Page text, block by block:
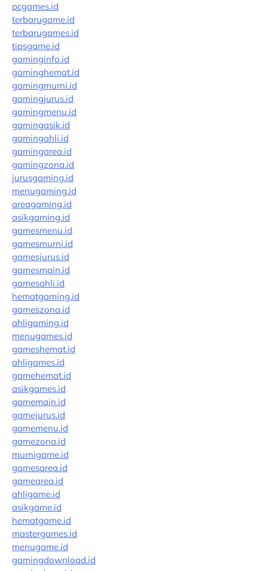
pcgames.id
terbarugame.id
terbarugames.id
tipsgame.id
gaminginfo.id
gaminghemat.id
gamingmurni.id
gamingjurus.id
gamingmenu.id
gamingasik.id
gamingahli.id
gamingarea.id
gamingzona.id
jurusgaming.id
menugaming.id
areagaming.id
asikgaming.id
gamesmenu.id
gamesmurni.id
gamesjurus.id
gamesmain.id
gamesahli.id
hematgaming.id
gameszona.id
ahligaming.id
menugames.id
gameshemat.id
ahligames.id
gamehemat.id
asikgames.id
gamemain.id
gamejurus.id
gamemenu.id
gamezona.id
murnigame.id
gamesarea.id
gamearea.id
ahligame.id
asikgame.id
hematgame.id
mastergames.id
menugame.id
gamingdownload.id